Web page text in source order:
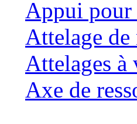
Appui pour
Attelage
Attelages à
Axe de